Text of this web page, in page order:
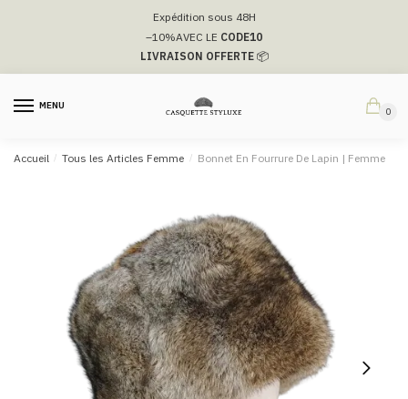
navigation
Expédition sous 48H
–10%AVEC LE CODE10
LIVRAISON OFFERTE📦
MENU
0
Accueil / Tous les Articles Femme / Bonnet En Fourrure De Lapin | Femme